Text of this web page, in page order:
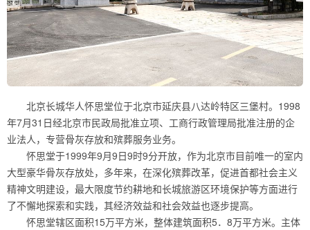
北京长城华人怀思堂位于北京市延庆县八达岭特区三堡村。1998
年7月31日经北京市民政局批准立项、工商行政管理局批准注册的企
业法人，专营骨灰存放和殡葬服务业务。
怀思堂于1999年9月9日9时9分开放，作为北京市目前唯一的室内
大型豪华骨灰存放处，多年来，在深化殡葬改革，促进首都社会主义
精神文明建设，最大限度节约耕地和长城旅游区环境保护等方面进行
了不懈地探索和实践，其经济效益和社会效益也逐步提高。
怀思堂辖区面积15万平方米，整体建筑面积5．8万平方米。主体